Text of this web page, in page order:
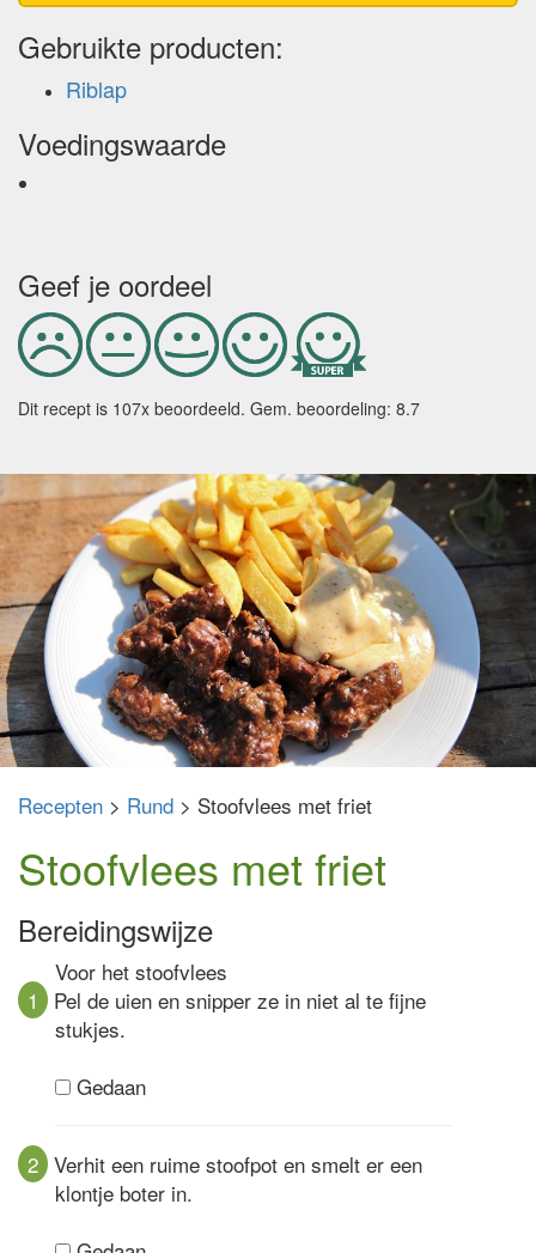
Gebruikte producten:
Riblap
Voedingswaarde
Geef je oordeel
Dit recept is 107x beoordeeld. Gem. beoordeling: 8.7
Recepten > Rund > Stoofvlees met friet
Stoofvlees met friet
Bereidingswijze
Voor het stoofvlees
1
Pel de uien en snipper ze in niet al te fijne
stukjes.
Gedaan
2 Verhit een ruime stoofpot en smelt er een
klontje boter in.